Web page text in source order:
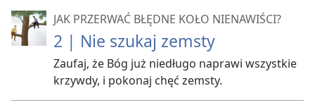
JAK PRZERWAĆ BŁĘDNE KOŁO NIENAWIŚCI?
2 | Nie szukaj zemsty
Zaufaj, że Bóg już niedługo naprawi wszystkie
krzywdy, i pokonaj chęć zemsty.